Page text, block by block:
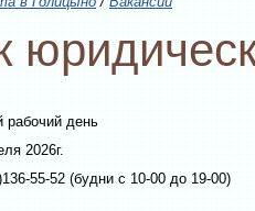
рабочий день
2026г.
55-52 (будни с 10-00 до 19-00)